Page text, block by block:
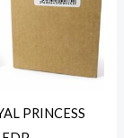
PRINCESS